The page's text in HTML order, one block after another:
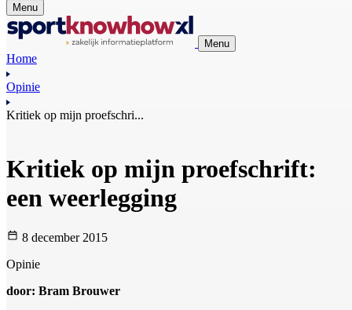
Menu
Menu
Home
Opinie
Kritiek op mijn proefschri...
Kritiek op mijn proefschrift:
een weerlegging
8 december 2015
Opinie
door: Bram Brouwer